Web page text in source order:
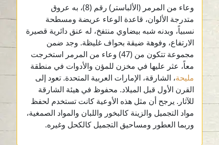
وعاء من المرمر (الألباستر) رقم (8)، به عروق
متدرجة الألوان، قاعدة الوعاء عريضة ومسطحة
نسبياً، وبدنه شبه بيضاوي منتفخ، له عنق دائرية قصيرة
الارتفاع، وفوهة ضيقة بحواف غليظة. وجد ضمن
مجموعة تتكون من (47) وعاء من المرمر استخرجت
معاً، عثر عليها في مخزن للمؤن والأدوات في منطقة
مليحة، الشارقة، الإمارات العربية المتحدة. تعود إلى
القرن الأول قبل الميلاد. محفوظ في هيئة الشارقة
للآثار. يرجح أن مثل هذه الأوعية كانت تستخدم لحفظ
مواد التجميل والزينة كالبخور واللبان والمواد الصمغية،
وربما العطور ومساحيق التجميل كالكحل وغيره.